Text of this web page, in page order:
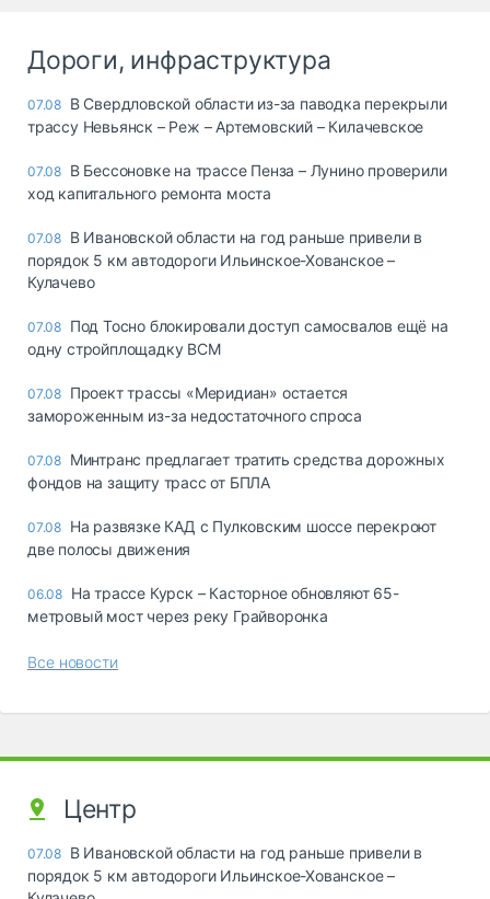
Дороги, инфраструктура
07.08 В Свердловской области из-за паводка перекрыли
трассу Невьянск – Реж – Артемовский – Килачевское
07.08 В Бессоновке на трассе Пенза – Лунино проверили
ход капитального ремонта моста
07.08 В Ивановской области на год раньше привели в
порядок 5 км автодороги Ильинское-Хованское –
Кулачево
07.08 Под Тосно блокировали доступ самосвалов ещё на
одну стройплощадку ВСМ
07.08 Проект трассы «Меридиан» остается
замороженным из-за недостаточного спроса
07.08 Минтранс предлагает тратить средства дорожных
фондов на защиту трасс от БПЛА
07.08 На развязке КАД с Пулковским шоссе перекроют
две полосы движения
06.08 На трассе Курск – Касторное обновляют 65-
метровый мост через реку Грайворонка
Все новости
Центр
07.08 В Ивановской области на год раньше привели в
порядок 5 км автодороги Ильинское-Хованское –